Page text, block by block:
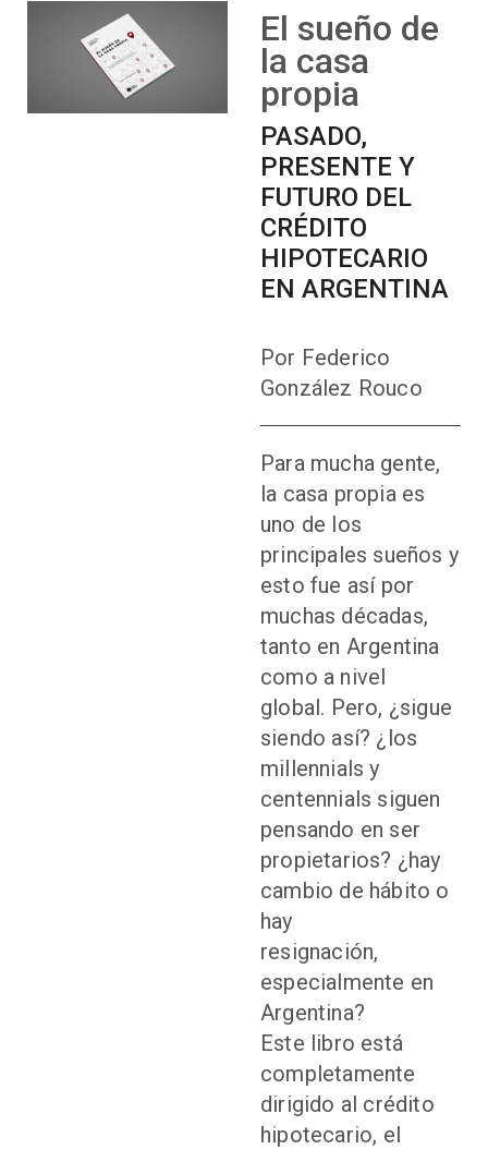
El sueño de
la casa
propia
PASADO,
PRESENTE Y
FUTURO DEL
CRÉDITO
HIPOTECARIO
EN ARGENTINA
Por Federico
González Rouco
Para mucha gente,
la casa propia es
uno de los
principales sueños y
esto fue así por
muchas décadas,
tanto en Argentina
como a nivel
global. Pero, ¿sigue
siendo así? ¿los
millennials y
centennials siguen
pensando en ser
propietarios? ¿hay
cambio de hábito o
hay
resignación,
especialmente en
Argentina?
Este libro está
completamente
dirigido al crédito
hipotecario, el